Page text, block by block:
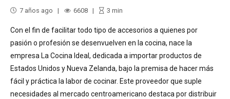
7 años ago 6608 3 min
Con el fin de facilitar todo tipo de accesorios a quienes por
pasión o profesión se desenvuelven en la cocina, nace la
empresa La Cocina Ideal, dedicada a importar productos de
Estados Unidos y Nueva Zelanda, bajo la premisa de hacer más
fácil y práctica la labor de cocinar. Este proveedor que suple
necesidades al mercado centroamericano destaca por distribuir